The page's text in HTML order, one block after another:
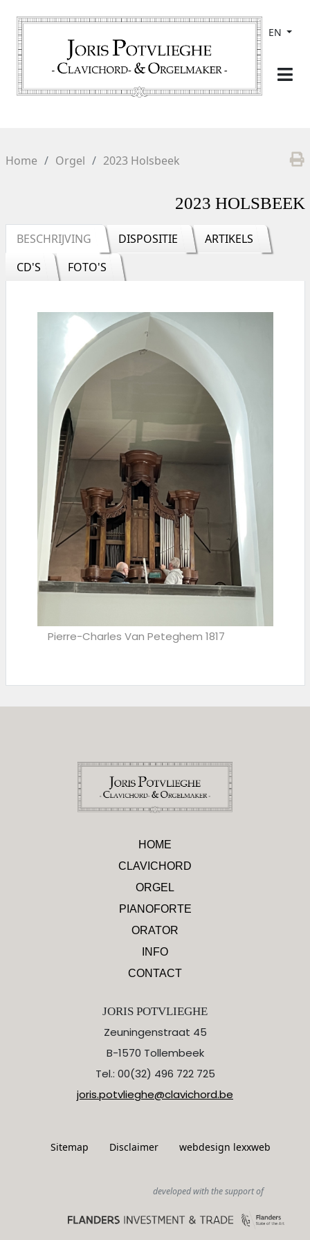
EN
Home Orgel 2023 Holsbeek
2023 HOLSBEEK
BESCHRIJVING DISPOSITIE
ARTIKELS
CD'S
FOTO'S
Pierre-Charles Van Peteghem 1817
HOME
CLAVICHORD
ORGEL
PIANOFORTE
ORATOR
INFO
CONTACT
JORIS POTVLIEGHE
Zeuningenstraat 45
B-1570 Tollembeek
Tel.: 00(32) 496 722 725
joris.potvlieghe@clavichord.be
Sitemap Disclaimer webdesign lexxweb
developed with the support of